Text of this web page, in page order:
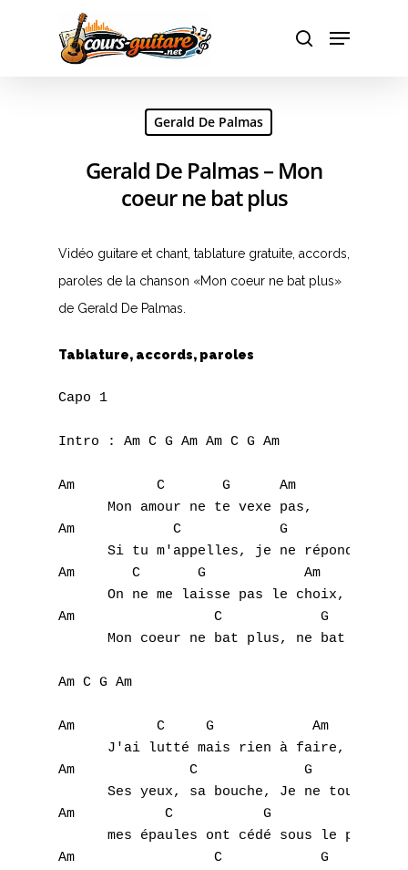
Hit enter to search or ESC to close
Gerald De Palmas
Gerald De Palmas – Mon
coeur ne bat plus
Vidéo guitare et chant, tablature gratuite, accords,
paroles de la chanson «Mon coeur ne bat plus»
de Gerald De Palmas.
Tablature, accords, paroles
Capo 1
Intro : Am C G Am Am C G Am
Am          C       G      Am
      Mon amour ne te vexe pas,
Am	      C		   G		  Am
Si tu m'appelles, je ne répondrais
Am	 C	 G	      Am
      On ne me laisse pas le choix,
Am                 C	        G	       Am
Mon coeur ne bat plus, ne bat plus
Am C G Am
Am	    C	  G	       Am
      J'ai lutté mais rien à faire,
Am              C             G
Ses yeux, sa bouche, Je ne touchais
Am           C           G          Am
      mes épaules ont cédé sous le poids,
Am                 C		G	       Am